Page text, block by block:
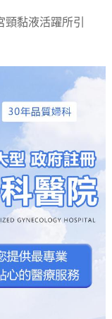
黏液活躍所引